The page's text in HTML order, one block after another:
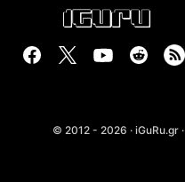
© 2012 - 2026 · iGuRu.gr ·